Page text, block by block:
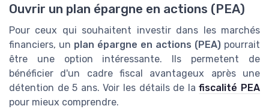
Ouvrir un plan épargne en actions (PEA)
Pour ceux qui souhaitent investir dans les marchés
financiers, un plan épargne en actions (PEA) pourrait
être une option intéressante. Ils permetent de
bénéficier d'un cadre fiscal avantageux après une
détention de 5 ans. Voir les détails de lafiscalité PEA
pour mieux comprendre.